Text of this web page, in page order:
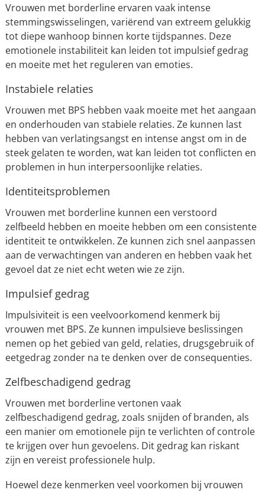
Vrouwen met borderline ervaren vaak intense
stemmingswisselingen, variërend van extreem gelukkig
tot diepe wanhoop binnen korte tijdspannes. Deze
emotionele instabiliteit kan leiden tot impulsief gedrag
en moeite met het reguleren van emoties.
Instabiele relaties
Vrouwen met BPS hebben vaak moeite met het aangaan
en onderhouden van stabiele relaties. Ze kunnen last
hebben van verlatingsangst en intense angst om in de
steek gelaten te worden, wat kan leiden tot conflicten en
problemen in hun interpersoonlijke relaties.
Identiteitsproblemen
Vrouwen met borderline kunnen een verstoord
zelfbeeld hebben en moeite hebben om een consistente
identiteit te ontwikkelen. Ze kunnen zich snel aanpassen
aan de verwachtingen van anderen en hebben vaak het
gevoel dat ze niet echt weten wie ze zijn.
Impulsief gedrag
Impulsiviteit is een veelvoorkomend kenmerk bij
vrouwen met BPS. Ze kunnen impulsieve beslissingen
nemen op het gebied van geld, relaties, drugsgebruik of
eetgedrag zonder na te denken over de consequenties.
Zelfbeschadigend gedrag
Vrouwen met borderline vertonen vaak
zelfbeschadigend gedrag, zoals snijden of branden, als
een manier om emotionele pijn te verlichten of controle
te krijgen over hun gevoelens. Dit gedrag kan riskant
zijn en vereist professionele hulp.
Hoewel deze kenmerken veel voorkomen bij vrouwen